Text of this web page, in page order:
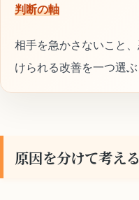
判断の軸
相手を急かさないこと
けられる改善を一つ選ぶ
原因を分けて考える